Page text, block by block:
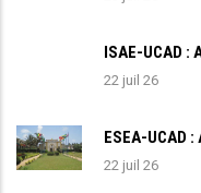
ISAE-UCAD
22 juil 26
ESEA-UCAD
22 juil 26